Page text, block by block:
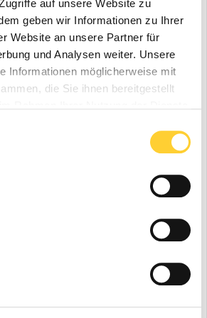
auf unsere Website zu
geben wir Informationen zu Ihrer
Website an unsere Partner für
und Analysen weiter. Unsere
Informationen möglicherweise mit
die Sie ihnen bereitgestellt
mit automotiver Steuerung
100 Prozent-Sperre an beiden Achsen
und hohe Zugkraft gegeben.
BKT TRac Master-Reifen mit breitem
im Gartenbau prädestiniert und
sowie für beachtliche Traktion vor
Untergrund.
Dewart, BAW-Geschäftsführer,